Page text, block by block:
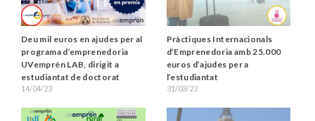
Deu mil euros en ajudes per al
programa d’emprenedoria
UVemprén LAB, dirigit a
estudiantat de doctorat
14/04/23
Pràctiques Internacionals
d’Emprenedoria amb 25.000
euros d’ajudes per a
l’estudiantat
31/03/23